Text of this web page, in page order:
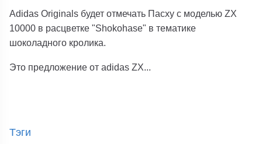
Adidas Originals будет отмечать Пасху с моделью ZX
10000 в расцветке "Shokohase" в тематике
шоколадного кролика.
Это предложение от adidas ZX...
Тэги